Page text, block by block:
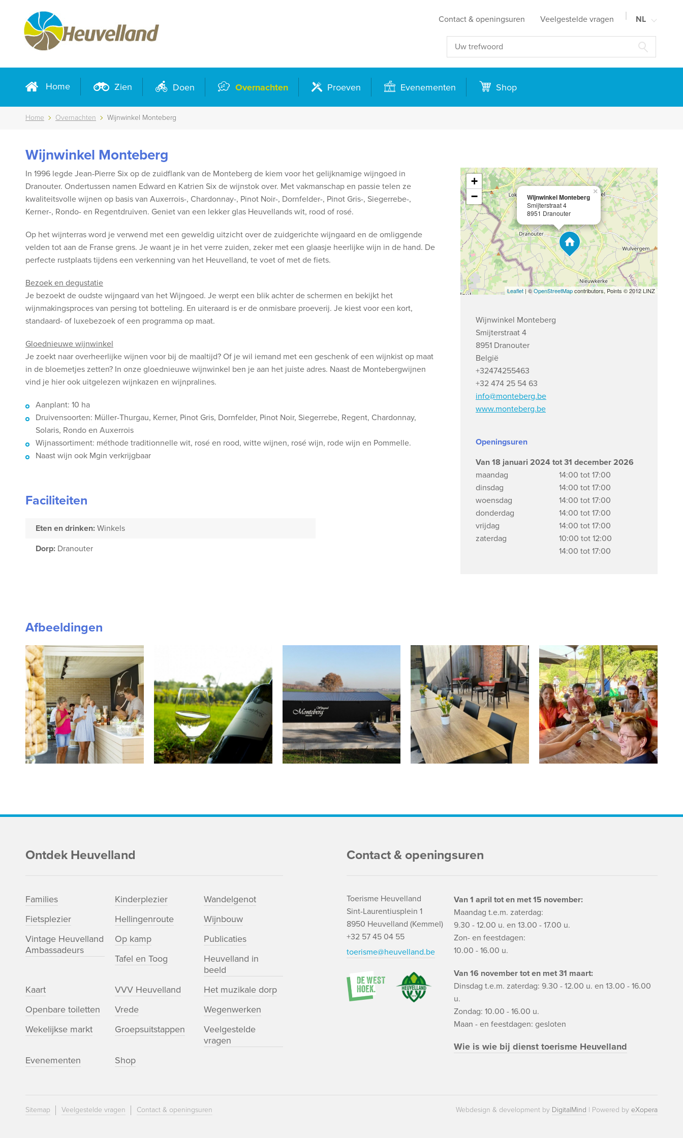
Contact & openingsuren Veelgestelde vragen NL
FR
Home Zien Doen Overnachten Proeven Evenementen Shop
Home Overnachten Wijnwinkel Monteberg
Wijnwinkel Monteberg
In 1996 legde Jean-Pierre Six op de zuidflank van de Monteberg de kiem voor het gelijknamige wijngoed in
Dranouter. Ondertussen namen Edward en Katrien Six de wijnstok over. Met vakmanschap en passie telen ze
kwaliteitsvolle wijnen op basis van Auxerrois-, Chardonnay-, Pinot Noir-, Dornfelder-, Pinot Gris-, Siegerrebe-,
Kerner-, Rondo- en Regentdruiven. Geniet van een lekker glas Heuvellands wit, rood of rosé.
Op het wijnterras word je verwend met een geweldig uitzicht over de zuidgerichte wijngaard en de omliggende
velden tot aan de Franse grens. Je waant je in het verre zuiden, zeker met een glaasje heerlijke wijn in de hand. De
perfecte rustplaats tijdens een verkenning van het Heuvelland, te voet of met de fiets.
Bezoek en degustatie
Je bezoekt de oudste wijngaard van het Wijngoed. Je werpt een blik achter de schermen en bekijkt het
wijnmakingsproces van persing tot botteling. En uiteraard is er de onmisbare proeverij. Je kiest voor een kort,
standaard- of luxebezoek of een programma op maat.
Gloednieuwe wijnwinkel
Je zoekt naar overheerlijke wijnen voor bij de maaltijd? Of je wil iemand met een geschenk of een wijnkist op maat
in de bloemetjes zetten? In onze gloednieuwe wijnwinkel ben je aan het juiste adres. Naast de Montebergwijnen
vind je hier ook uitgelezen wijnkazen en wijnpralines.
Aanplant: 10 ha
Druivensoorten: Müller-Thurgau, Kerner, Pinot Gris, Dornfelder, Pinot Noir, Siegerrebe, Regent, Chardonnay,
Solaris, Rondo en Auxerrois
Wijnassortiment: méthode traditionnelle wit, rosé en rood, witte wijnen, rosé wijn, rode wijn en Pommelle.
Naast wijn ook Mgin verkrijgbaar
Faciliteiten
Eten en drinken: Winkels
Dorp: Dranouter
Wijnwinkel Monteberg
Smijterstraat 4
8951 Dranouter
×
+
−
Leaflet | ©OpenStreetMapcontributors, Points © 2012 LINZ
Wijnwinkel Monteberg
Smijterstraat 4
8951 Dranouter
België
+32474255463
+32 474 25 54 63
info@monteberg.be
www.monteberg.be
Openingsuren
Van 18 januari 2024 tot 31 december 2026
maandag
14:00 tot 17:00
dinsdag
14:00 tot 17:00
woensdag
14:00 tot 17:00
donderdag
14:00 tot 17:00
vrijdag
14:00 tot 17:00
zaterdag
10:00 tot 12:00
14:00 tot 17:00
Afbeeldingen
Ontdek Heuvelland
Families Kinderplezier
Wandelgenot
Fietsplezier
Hellingenroute
Wijnbouw
Vintage Heuvelland
Ambassadeurs
Op kamp
Publicaties
Tafel en Toog
Heuvelland in
beeld
Kaart
VVV Heuvelland
Het muzikale dorp
Openbare toiletten
Vrede
Wegenwerken
Wekelijkse markt
Groepsuitstappen
Veelgestelde
vragen
Evenementen
Shop
Contact & openingsuren
Toerisme Heuvelland
Sint-Laurentiusplein 1
8950 Heuvelland (Kemmel)
+32 57 45 04 55
toerisme@heuvelland.be
Van 1 april tot en met 15 november:
Maandag t.e.m. zaterdag:
9.30 - 12.00 u. en 13.00 - 17.00 u.
Zon- en feestdagen:
10.00 - 16.00 u.
Van 16 november tot en met 31 maart:
Dinsdag t.e.m. zaterdag: 9.30 - 12.00 u. en 13.00 - 16.00
u.
Zondag: 10.00 - 16.00 u.
Maan - en feestdagen: gesloten
Wie is wie bij dienst toerisme Heuvelland
Sitemap Veelgestelde vragen Contact & openingsuren Webdesign & development by DigitalMind | Powered by eXopera